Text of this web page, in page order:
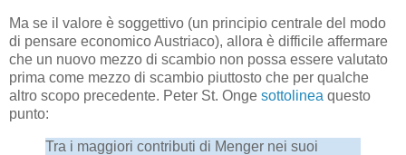
Ma se il valore è soggettivo (un principio centrale del modo
di pensare economico Austriaco), allora è difficile affermare
che un nuovo mezzo di scambio non possa essere valutato
prima come mezzo di scambio piuttosto che per qualche
altro scopo precedente. Peter St. Onge sottolinea questo
punto:
Tra i maggiori contributi di Menger nei suoi